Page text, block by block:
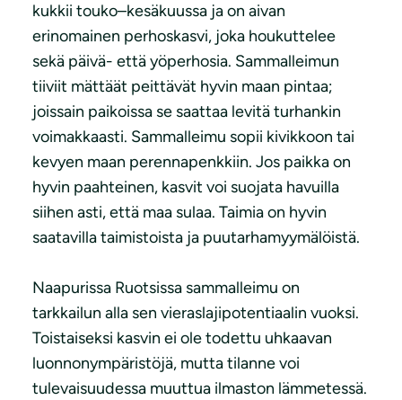
kukkii touko–kesäkuussa ja on aivan
erinomainen perhoskasvi, joka houkuttelee
sekä päivä- että yöperhosia. Sammalleimun
tiiviit mättäät peittävät hyvin maan pintaa;
joissain paikoissa se saattaa levitä turhankin
voimakkaasti. Sammalleimu sopii kivikkoon tai
kevyen maan perennapenkkiin. Jos paikka on
hyvin paahteinen, kasvit voi suojata havuilla
siihen asti, että maa sulaa. Taimia on hyvin
saatavilla taimistoista ja puutarhamyymälöistä.
Naapurissa Ruotsissa sammalleimu on
tarkkailun alla sen vieraslajipotentiaalin vuoksi.
Toistaiseksi kasvin ei ole todettu uhkaavan
luonnonympäristöjä, mutta tilanne voi
tulevaisuudessa muuttua ilmaston lämmetessä.